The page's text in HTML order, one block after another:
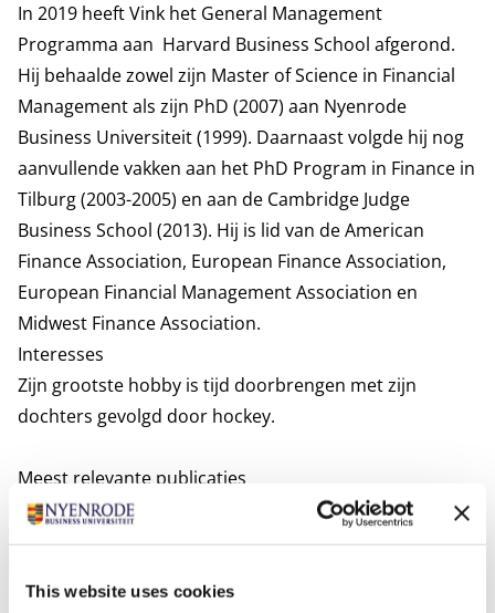
This website uses cookies
In 2019 heeft Vink het General Management
Programma aan Harvard Business School afgerond.
Hij behaalde zowel zijn Master of Science in Financial
Management als zijn PhD (2007) aan Nyenrode
Business Universiteit (1999). Daarnaast volgde hij nog
aanvullende vakken aan het PhD Program in Finance in
Tilburg (2003-2005) en aan de Cambridge Judge
Business School (2013). Hij is lid van de American
Finance Association, European Finance Association,
European Financial Management Association en
Midwest Finance Association.
Interesses
Zijn grootste hobby is tijd doorbrengen met zijn
dochters gevolgd door hockey.
Meest relevante publicaties
Breemen, V., Fabozzi, F.J. & D. Vink (2023). Intensified
Competition and the impact on credit ratings in the
Instruments, New York University Solomon Center.